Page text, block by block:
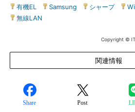
有機EL
Samsung シャープ|
無線LAN
Copyright ©
関連情報
Share Post